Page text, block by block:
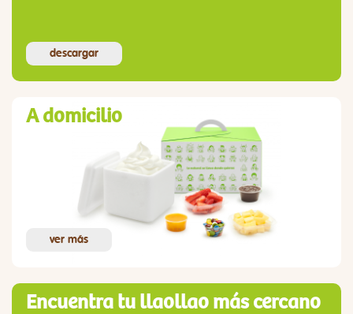
descargar
A domicilio
ver más
Encuentra tu llaollao más cercano